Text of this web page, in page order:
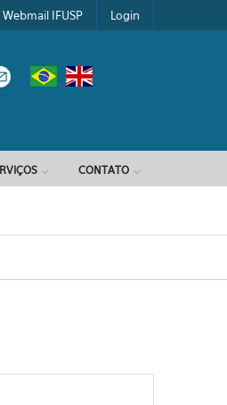
Webmail IFUSP Login
CONTATO